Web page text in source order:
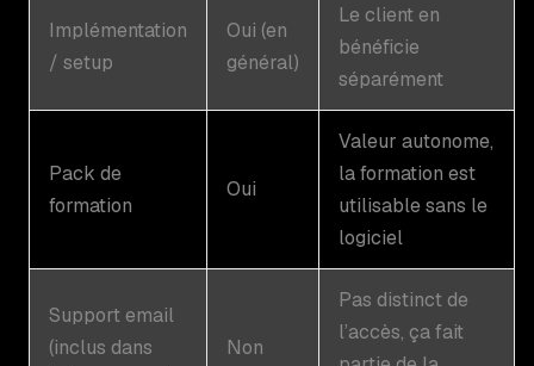
Implémentation
/ setup
Oui (en
général)
Le client en
bénéficie
séparément
Pack de
formation
Oui
Valeur autonome,
la formation est
utilisable sans le
logiciel
Support email
(inclus dans
Non
Pas distinct de
l’accès, ça fait